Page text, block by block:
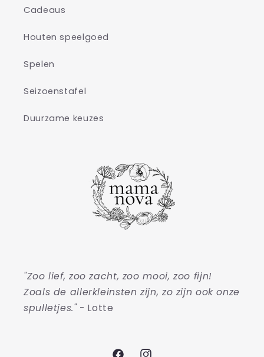
Cadeaus
Houten speelgoed
Spelen
Seizoenstafel
Duurzame keuzes
"Zoo lief, zoo zacht, zoo mooi, zoo fijn!
Zoals de allerkleinsten zijn, zo zijn ook onze
spulletjes."- Lotte